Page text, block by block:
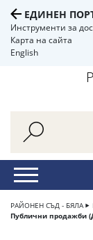
ЕДИНЕН
Инструменти за
Карта на сайта
English
РАЙОНЕН СЪД - БЯЛА
Публични продажби